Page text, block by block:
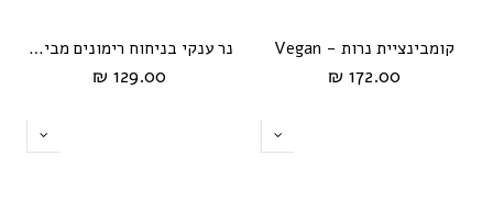
קומבינציית נרות - Vegan
172.00 ₪
נר ענקי בניחוח רימונים מבית HIKARI
129.00 ₪